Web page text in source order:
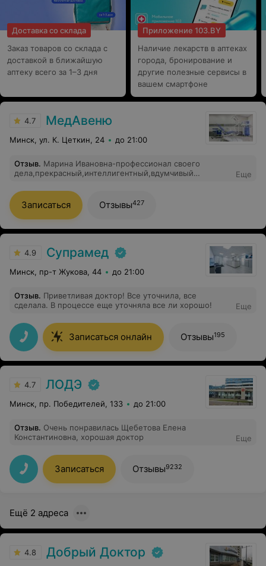
Доставка со склада
Заказ товаров со склада с
доставкой в ближайшую
аптеку всего за 1–3 дня
Приложение 103.BY
Наличие лекарств в аптеках
города, бронирование и
другие полезные сервисы в
вашем смартфоне
4.7 МедАвеню
Минск, ул. К. Цеткин, 24 до 21:00
Отзыв. Марина Ивановна-профессионал своего
дела,прекрасный,интеллигентный,вдумчивый
другой врач поставил мне неверный и очень
серьёзный диагноз,не проведя должного
обследования. Но мне повезло и я попала к Марине
Ивановне. Она внимательно изучила мои
обследования,назначила дополнительно некоторые
понятно,что этого диагноза у меня нет. Спасибо
большое,теперь мне не нужно всю жизнь травиться
ненужными таблетками и пребывать в постоянном
стрессе. Буду всем советовать Марину Ивановну
Еще
Записаться Отзывы427
4.9 Супрамед
Минск, пр-т Жукова, 44 до 21:00
Отзыв. Приветливая доктор! Все уточнила, все
сделала. В процессе еще уточняла все ли хорошо!
Еще
Записаться онлайн Отзывы195
4.7 ЛОДЭ
Минск, пр. Победителей, 133 до 21:00
Отзыв. Очень понравилась Щебетова Елена
Константиновна, хорошая доктор
Еще
Записаться Отзывы9232
Ещё 2 адреса
4.8 Добрый Доктор